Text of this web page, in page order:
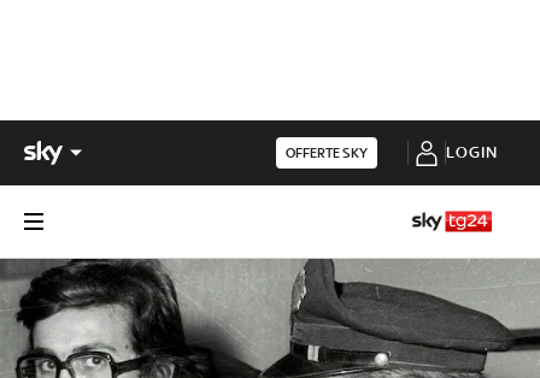
OFFERTE SKY LOGIN